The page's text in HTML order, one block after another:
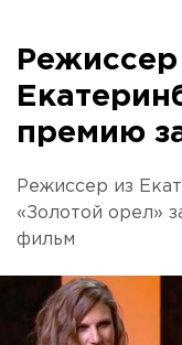
Режиссер
премию
Режиссер из
«Золотой орел»
фильм